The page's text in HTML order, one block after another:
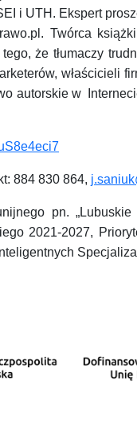
i UTH. Ekspert
Twórca
że tłumaczy
właścicieli
autorskie w
884 830 864,
pn. „Lubuskie
2021-2027,